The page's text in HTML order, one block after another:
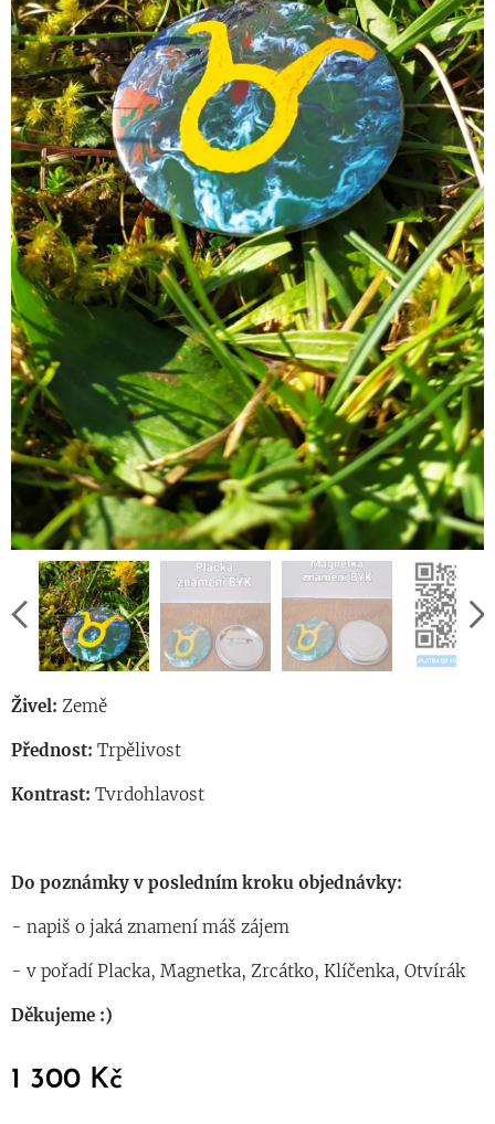
Živel: Země
Přednost: Trpělivost
Kontrast: Tvrdohlavost
Do poznámky v posledním kroku objednávky:
- napiš o jaká znamení máš zájem
- v pořadí Placka, Magnetka, Zrcátko, Klíčenka, Otvírák
Děkujeme :)
1 300 Kč